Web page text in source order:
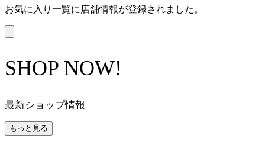
お気に入り一覧に店舗情報が登録されました。
SHOP NOW!
最新ショップ情報
もっと見る